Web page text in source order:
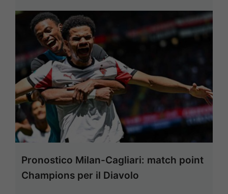
Pronostico Milan-Cagliari: match point
Champions per il Diavolo